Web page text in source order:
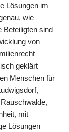
Lösungen im
wie
Beteiligten sind
von
geklärt
Menschen für
mit
Lösungen